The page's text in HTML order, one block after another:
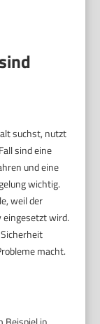
suchst, nutzt
sind eine
und eine
wichtig.
weil der
wird.
macht.